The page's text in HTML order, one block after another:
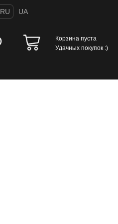
RU UA
Корзина пуста
Удачных покупок :)